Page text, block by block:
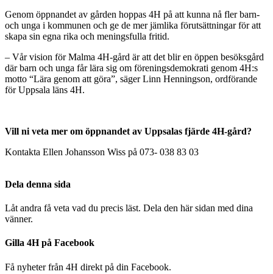
Genom öppnandet av gården hoppas 4H på att kunna nå fler barn-
och unga i kommunen och ge de mer jämlika förutsättningar för att
skapa sin egna rika och meningsfulla fritid.
– Vår vision för Malma 4H-gård är att det blir en öppen besöksgård
där barn och unga får lära sig om föreningsdemokrati genom 4H:s
motto “Lära genom att göra”, säger Linn Henningson, ordförande
för Uppsala läns 4H.
Vill ni veta mer om öppnandet av Uppsalas fjärde 4H-gård?
Kontakta Ellen Johansson Wiss på 073- 038 83 03
Dela denna sida
Låt andra få veta vad du precis läst. Dela den här sidan med dina
vänner.
Gilla 4H på Facebook
Få nyheter från 4H direkt på din Facebook.